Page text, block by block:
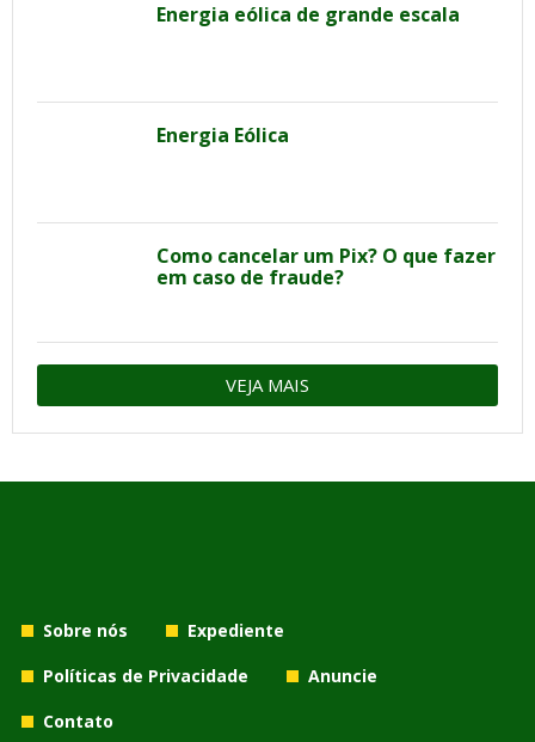
Energia eólica de grande escala
Energia Eólica
Como cancelar um Pix? O que fazer
em caso de fraude?
VEJA MAIS
Sobre nós
Expediente
Políticas de Privacidade
Anuncie
Contato